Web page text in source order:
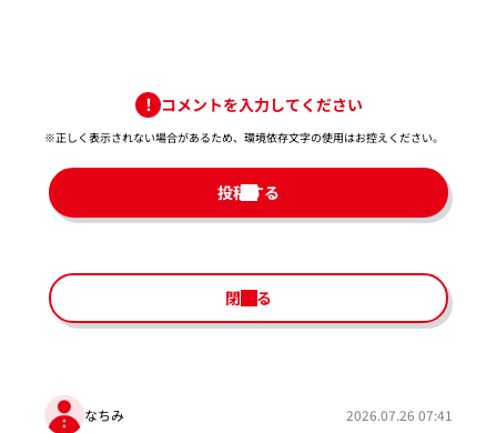
コメントを入力してください
※正しく表示されない場合があるため、環境依存文字の使用はお控えください。​
投稿する
閉じる
なちみ 2026.07.26 07:41